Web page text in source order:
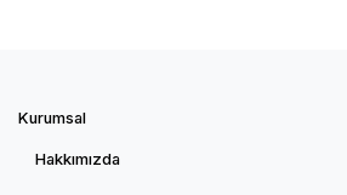
Kurumsal
Hakkımızda